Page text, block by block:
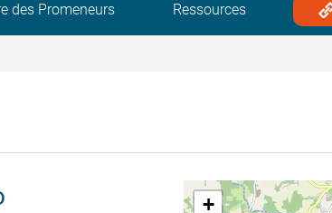
des Promeneurs Ressources
+